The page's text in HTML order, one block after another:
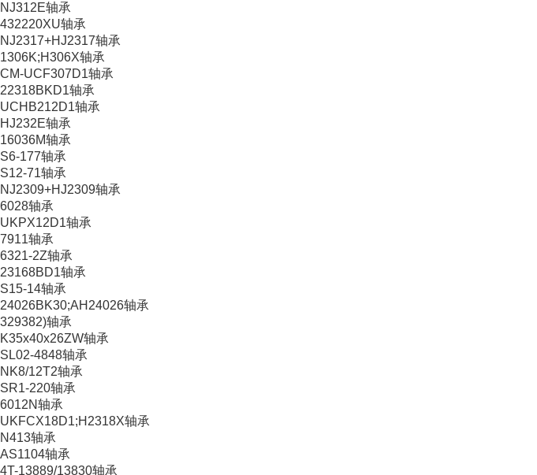
NJ312E轴承
432220XU轴承
NJ2317+HJ2317轴承
1306K;H306X轴承
CM-UCF307D1轴承
22318BKD1轴承
UCHB212D1轴承
HJ232E轴承
16036M轴承
S6-177轴承
S12-71轴承
NJ2309+HJ2309轴承
6028轴承
UKPX12D1轴承
7911轴承
6321-2Z轴承
23168BD1轴承
S15-14轴承
24026BK30;AH24026轴承
329382)轴承
K35x40x26ZW轴承
SL02-4848轴承
NK8/12T2轴承
SR1-220轴承
6012N轴承
UKFCX18D1;H2318X轴承
N413轴承
AS1104轴承
4T-13889/13830轴承